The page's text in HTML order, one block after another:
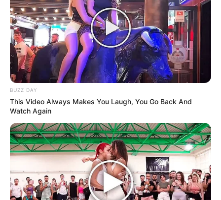
BUZZ DAY
This Video Always Makes You Laugh, You Go Back And
Watch Again